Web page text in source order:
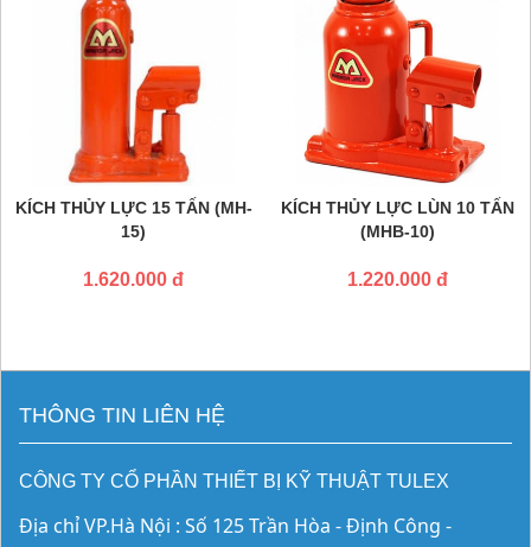
KÍCH THỦY LỰC 15 TẤN (MH-
15)
1.620.000 đ
KÍCH THỦY LỰC LÙN 10 TẤN
(MHB-10)
1.220.000 đ
THÔNG TIN LIÊN HỆ
CÔNG TY CỔ PHẦN THIẾT BỊ KỸ THUẬT TULEX
Địa chỉ VP.Hà Nội : Số 125 Trần Hòa - Định Công -